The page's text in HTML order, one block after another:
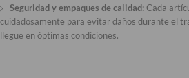
Seguridad y empaques de calidad:Cada
cuidadosamente para evitar daños durante el
llegue en óptimas condiciones.